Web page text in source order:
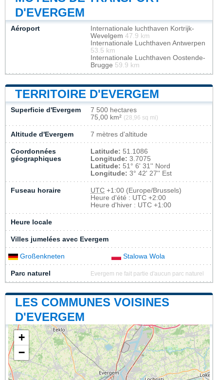
D'EVERGEM
Aéroport
Internationale luchthaven Kortrijk-
Wevelgem 47.9 km
Internationale Luchthaven Antwerpen
53.5 km
Internationale Luchthaven Oostende-
Brugge 59.9 km
TERRITOIRE D'EVERGEM
Superficie d'Evergem
7 500 hectares
75,00 km² (28,96 sq mi)
Altitude d'Evergem 7 mètres d'altitude
Coordonnées
géographiques
Latitude: 51.1086
Longitude: 3.7075
Latitude: 51° 6' 31'' Nord
Longitude: 3° 42' 27'' Est
Fuseau horaire UTC +1:00 (Europe/Brussels)
Heure d'été : UTC +2:00
Heure d'hiver : UTC +1:00
Heure locale
Villes jumelées avec Evergem
Großenkneten Stalowa Wola
Parc naturel Evergem ne fait partie d'aucun parc naturel
LES COMMUNES VOISINES
D'EVERGEM
+
−